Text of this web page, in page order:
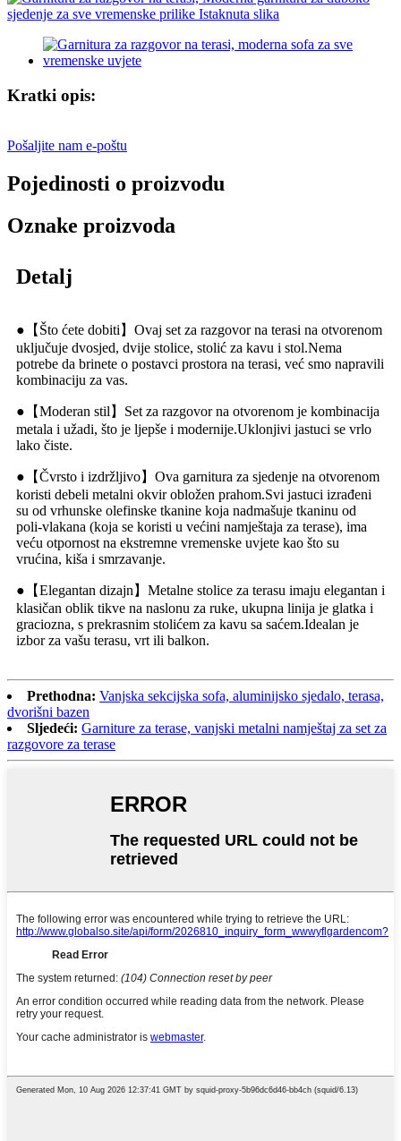
Kratki opis:
Pošaljite nam e-poštu
Pojedinosti o proizvodu
Oznake proizvoda
Detalj
●【Što ćete dobiti】Ovaj set za razgovor na terasi na otvorenom
uključuje dvosjed, dvije stolice, stolić za kavu i stol.Nema
potrebe da brinete o postavci prostora na terasi, već smo napravili
kombinaciju za vas.
●【Moderan stil】Set za razgovor na otvorenom je kombinacija
metala i užadi, što je ljepše i modernije.Uklonjivi jastuci se vrlo
lako čiste.
●【Čvrsto i izdržljivo】Ova garnitura za sjedenje na otvorenom
koristi debeli metalni okvir obložen prahom.Svi jastuci izrađeni
su od vrhunske olefinske tkanine koja nadmašuje tkaninu od
poli-vlakana (koja se koristi u većini namještaja za terase), ima
veću otpornost na ekstremne vremenske uvjete kao što su
vrućina, kiša i smrzavanje.
●【Elegantan dizajn】Metalne stolice za terasu imaju elegantan i
klasičan oblik tikve na naslonu za ruke, ukupna linija je glatka i
graciozna, s prekrasnim stolićem za kavu sa saćem.Idealan je
izbor za vašu terasu, vrt ili balkon.
Prethodna: Vanjska sekcijska sofa, aluminijsko sjedalo, terasa,
dvorišni bazen
Sljedeći: Garniture za terase, vanjski metalni namještaj za set za
razgovore za terase